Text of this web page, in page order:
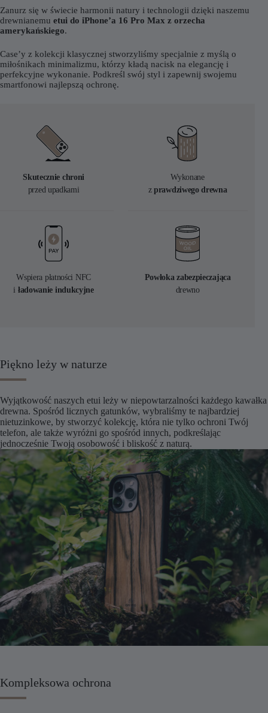
Zanurz się w świecie harmonii natury i technologii dzięki naszemu
drewnianemu etui do iPhone’a 16 Pro Max z orzecha
amerykańskiego.
Case’y z kolekcji klasycznej stworzyliśmy specjalnie z myślą o
miłośnikach minimalizmu, którzy kładą nacisk na elegancję i
perfekcyjne wykonanie. Podkreśl swój styl i zapewnij swojemu
smartfonowi najlepszą ochronę.
Skutecznie chroni
przed upadkami
Wspiera płatności NFC
i ładowanie indukcyjne
Wykonane
z prawdziwego drewna
Powłoka zabezpieczająca
drewno
Piękno leży w naturze
Wyjątkowość naszych etui leży w niepowtarzalności każdego kawałka
drewna. Spośród licznych gatunków, wybraliśmy te najbardziej
nietuzinkowe, by stworzyć kolekcję, która nie tylko ochroni Twój
telefon, ale także wyróżni go spośród innych, podkreślając
jednocześnie Twoją osobowość i bliskość z naturą.
Kompleksowa ochrona